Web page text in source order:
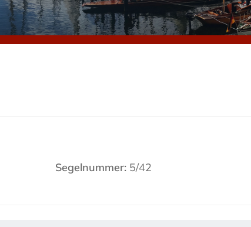
Segelnummer:5/42